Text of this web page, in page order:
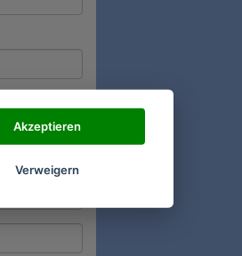
Akzeptieren
Verweigern